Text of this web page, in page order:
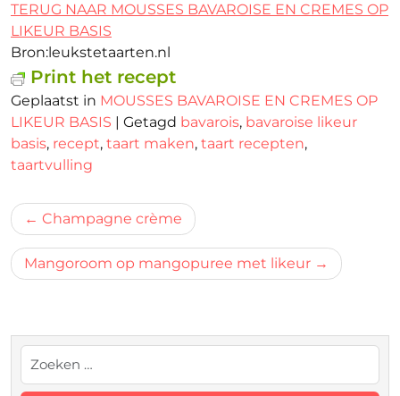
TERUG NAAR MOUSSES BAVAROISE EN CREMES OP
LIKEUR BASIS
Bron:leukstetaarten.nl
Print het recept
Geplaatst in MOUSSES BAVAROISE EN CREMES OP
LIKEUR BASIS | Getagd bavarois, bavaroise likeur
basis, recept, taart maken, taart recepten,
taartvulling
Bericht
navigatie
Champagne crème
Mangoroom op mangopuree met likeur